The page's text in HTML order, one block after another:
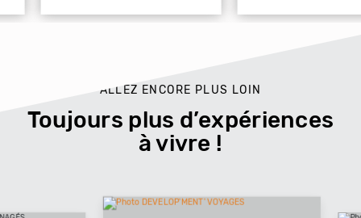
ALLEZ ENCORE PLUS LOIN
Toujours plus d’expériences
à vivre !